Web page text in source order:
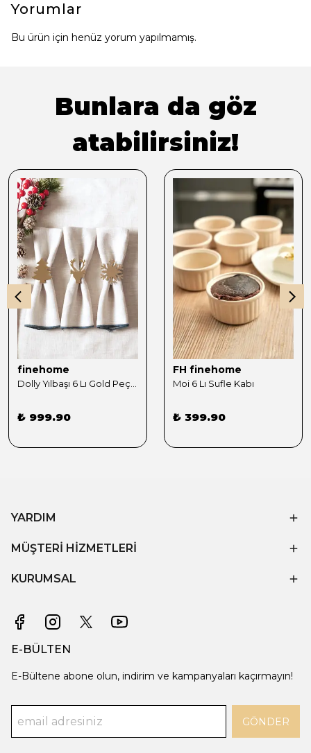
Yorumlar
Bu ürün için henüz yorum yapılmamış.
Bunlara da göz
atabilirsiniz!
finehome
₺ 999.90
FH finehome
Moi 6 Lı Sufle Kabı
₺ 399.90
YARDIM
MÜŞTERİ HİZMETLERİ
KURUMSAL
E-BÜLTEN
E-Bültene abone olun, indirim ve kampanyaları kaçırmayın!
GÖNDER